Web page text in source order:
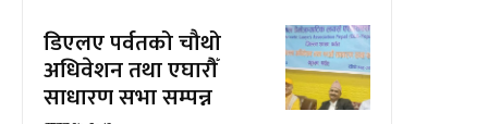
डिएलए पर्वतको चौथो
अधिवेशन तथा एघारौँ
साधारण सभा सम्पन्न